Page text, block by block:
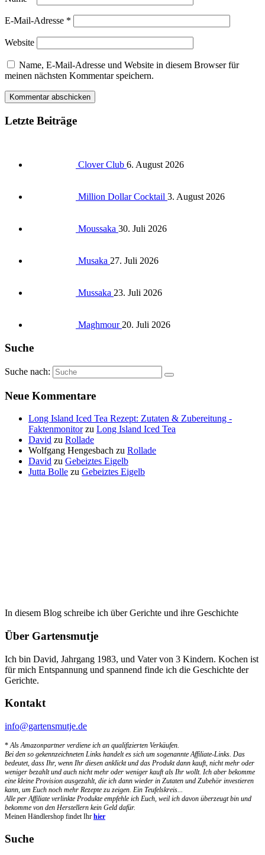
E-Mail-Adresse *
Website
Name, E-Mail-Adresse und Website in diesem Browser für
meinen nächsten Kommentar speichern.
Letzte Beiträge
Clover Club 6. August 2026
Million Dollar Cocktail 3. August 2026
Moussaka 30. Juli 2026
Musaka 27. Juli 2026
Mussaka 23. Juli 2026
Maghmour20. Juli 2026
Suche
Suche nach:
Neue Kommentare
Long Island Iced Tea Rezept: Zutaten & Zubereitung -
Faktenmonitorzu Long Island Iced Tea
David zu Rollade
Wolfgang Hengesbach zu Rollade
David zu Gebeiztes Eigelb
Jutta Bolle zu Gebeiztes Eigelb
In diesem Blog schreibe ich über Gerichte und ihre Geschichte
Über Gartensmutje
Ich bin David, Jahrgang 1983, und Vater von 3 Kindern. Kochen ist
für mich Entspannung und spannend finde ich die Geschichte der
Gerichte.
Kontakt
info@gartensmutje.de
*Als Amazonpartner verdiene ich an qualifizierten Verkäufen.
Bei den so gekennzeichneten Links handelt es sich um sogenannte Affiliate-Links. Das
bedeutet, dass Ihr, wenn Ihr diesen anklickt und das Produkt dann kauft, nicht mehr oder
weniger bezahlt und auch nicht mehr oder weniger kauft als Ihr wollt. Ich aber bekomme
eine kleine Provision ausgezahlt, die ich dann wieder in Zutaten und Zubehör investieren
kann, um Euch noch mehr Rezepte zu zeigen. Ein Teufelskreis...
Alle per Affiliate verlinkte Produkte empfehle ich Euch, weil ich davon überzeugt bin und
bekomme von den Herstellern kein Geld dafür.
Meinen Händlershop findet Ihr hier
Suche